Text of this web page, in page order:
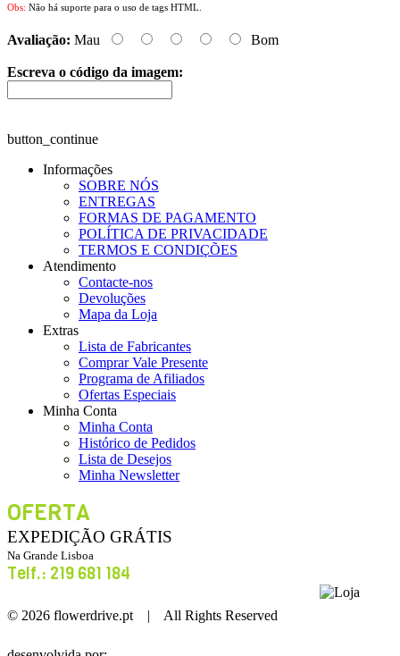
Obs: Não há suporte para o uso de tags HTML.
Avaliação: Mau Bom
Escreva o código da imagem:
button_continue
Informações
SOBRE NÓS
ENTREGAS
FORMAS DE PAGAMENTO
POLÍTICA DE PRIVACIDADE
TERMOS E CONDIÇÕES
Atendimento
Contacte-nos
Devoluções
Mapa da Loja
Extras
Lista de Fabricantes
Comprar Vale Presente
Programa de Afiliados
Ofertas Especiais
Minha Conta
Minha Conta
Histórico de Pedidos
Lista de Desejos
Minha Newsletter
OFERTA
EXPEDIÇÃO GRÁTIS
Na Grande Lisboa
Telf.: 219 681 184
© 2026 flowerdrive.pt | All Rights Reserved
Loja